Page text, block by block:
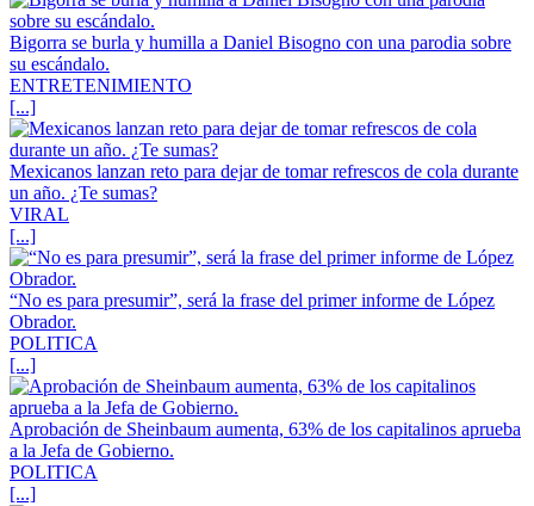
Bigorra se burla y humilla a Daniel Bisogno con una parodia sobre
su escándalo.
ENTRETENIMIENTO
[...]
Mexicanos lanzan reto para dejar de tomar refrescos de cola durante
un año. ¿Te sumas?
VIRAL
[...]
“No es para presumir”, será la frase del primer informe de López
Obrador.
POLITICA
[...]
Aprobación de Sheinbaum aumenta, 63% de los capitalinos aprueba
a la Jefa de Gobierno.
POLITICA
[...]